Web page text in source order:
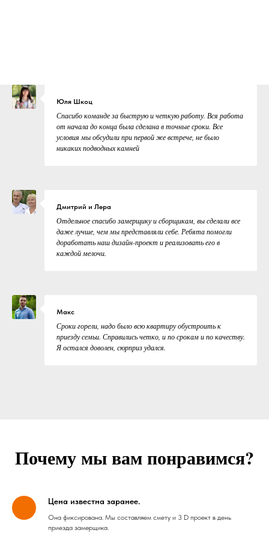
Юля Шкоц
Спасибо команде за быструю и четкую работу. Вся работа
от начала до конца была сделана в точные сроки. Все
условия мы обсудили при первой же встрече, не было
никаких подводных камней
Дмитрий и Лера
Отдельное спасибо замерщику и сборщикам, вы сделали все
даже лучше, чем мы представляли себе. Ребята помогли
доработать наш дизайн-проект и реализовать его в
каждой мелочи.
Макс
Сроки горели, надо было всю квартиру обустроить к
приезду семьи. Справились четко, и по срокам и по качеству.
Я остался доволен, сюрприз удался.
Почему мы вам понравимся?
Цена известна заранее.
Она фиксирована. Мы составляем смету и 3 D проект в день
приезда замерщика.